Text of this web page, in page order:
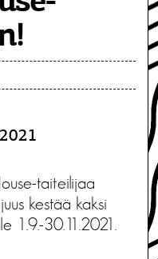
taiteilijaa
kestää kaksi
1.9.-30.11.2021.